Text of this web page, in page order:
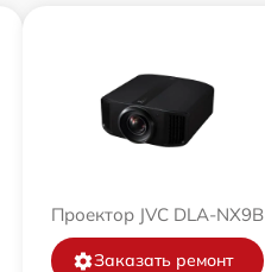
Проектор JVC DLA-NX9B
Заказать ремонт